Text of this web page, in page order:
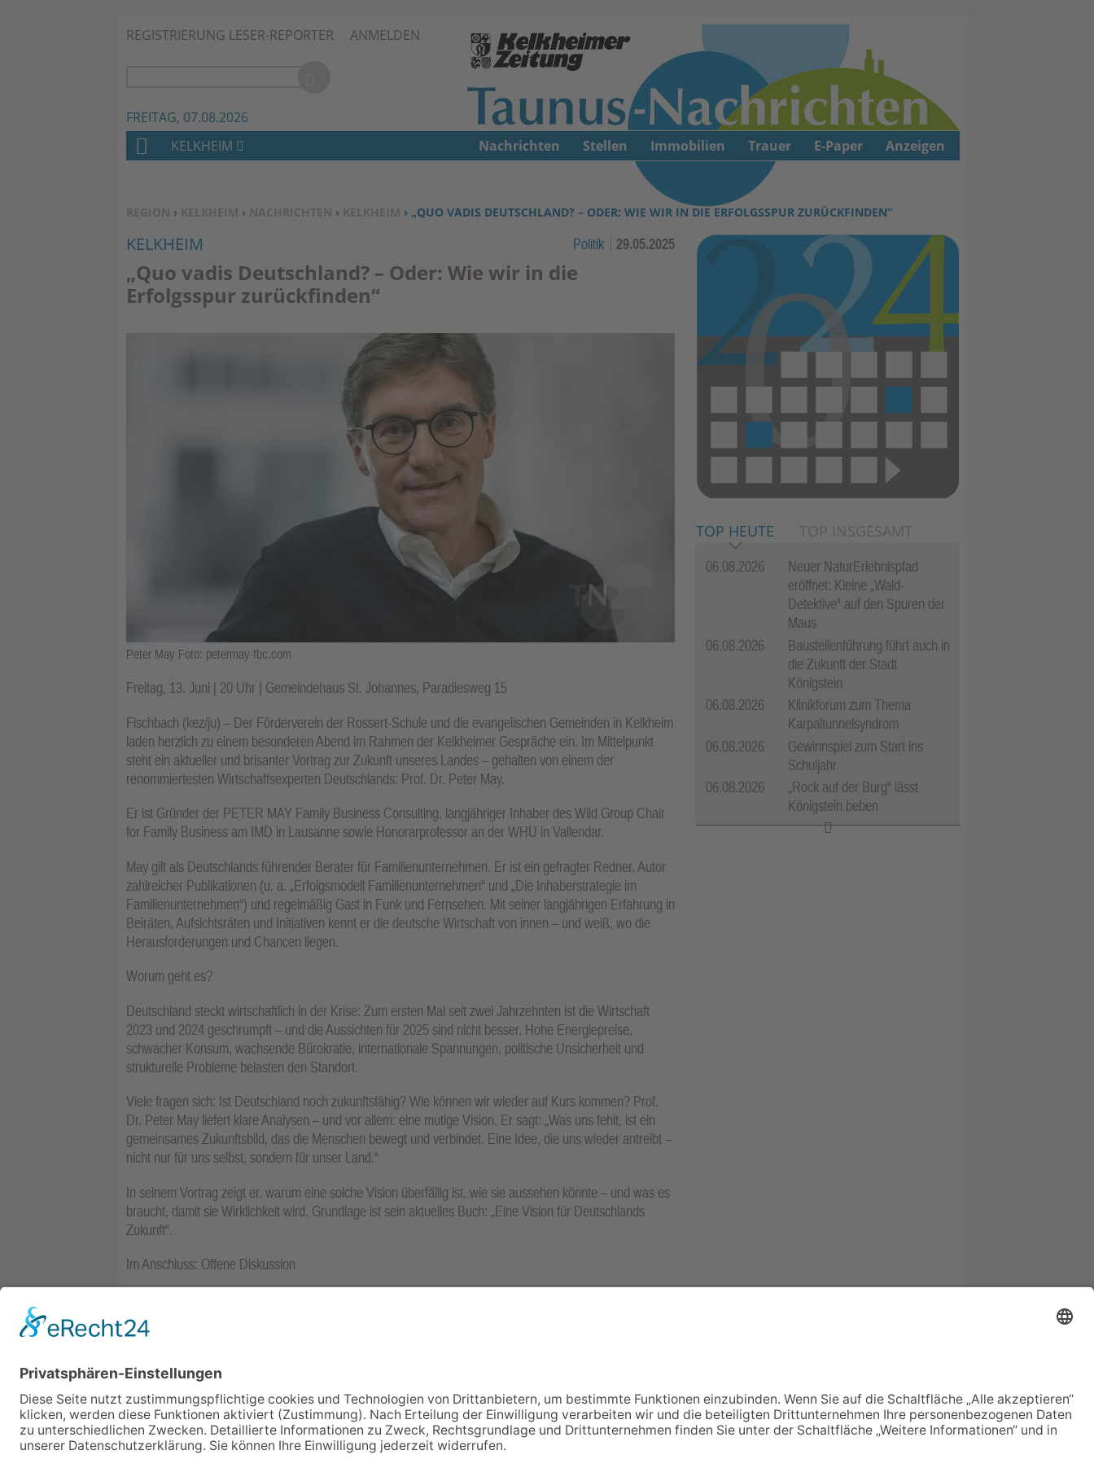
Zum Inhalt springen ↓
REGISTRIERUNG LESER-REPORTER ANMELDEN
FREITAG, 07.08.2026
SIE BEFINDEN SICH HIER:
REGION › KELKHEIM › NACHRICHTEN › KELKHEIM › „QUO VADIS DEUTSCHLAND? – ODER: WIE WIR IN DIE ERFOLGSSPUR ZURÜCKFINDEN“
KELKHEIM Politik 29.05.2025
„Quo vadis Deutschland? – Oder: Wie wir in die
Erfolgsspur zurückfinden“
Peter May Foto: petermay-fbc.com
Freitag, 13. Juni | 20 Uhr | Gemeindehaus St. Johannes, Paradiesweg 15
Fischbach (kez/ju) – Der Förderverein der Rossert-Schule und die evangelischen Gemeinden in Kelkheim
laden herzlich zu einem besonderen Abend im Rahmen der Kelkheimer Gespräche ein. Im Mittelpunkt
steht ein aktueller und brisanter Vortrag zur Zukunft unseres Landes – gehalten von einem der
renommiertesten Wirtschaftsexperten Deutschlands: Prof. Dr. Peter May.
Er ist Gründer der PETER MAY Family Business Consulting, langjähriger Inhaber des Wild Group Chair
for Family Business am IMD in Lausanne sowie Honorarprofessor an der WHU in Vallendar.
May gilt als Deutschlands führender Berater für Familienunternehmen. Er ist ein gefragter Redner, Autor
zahlreicher Publikationen (u. a. „Erfolgsmodell Familienunternehmen“ und „Die Inhaberstrategie im
Familienunternehmen“) und regelmäßig Gast in Funk und Fernsehen. Mit seiner langjährigen Erfahrung in
Beiräten, Aufsichtsräten und Initiativen kennt er die deutsche Wirtschaft von innen – und weiß, wo die
Herausforderungen und Chancen liegen.
Worum geht es?
Deutschland steckt wirtschaftlich in der Krise: Zum ersten Mal seit zwei Jahrzehnten ist die Wirtschaft
2023 und 2024 geschrumpft – und die Aussichten für 2025 sind nicht besser. Hohe Energiepreise,
schwacher Konsum, wachsende Bürokratie, internationale Spannungen, politische Unsicherheit und
strukturelle Probleme belasten den Standort.
Viele fragen sich: Ist Deutschland noch zukunftsfähig? Wie können wir wieder auf Kurs kommen? Prof.
Dr. Peter May liefert klare Analysen – und vor allem: eine mutige Vision. Er sagt: „Was uns fehlt, ist ein
gemeinsames Zukunftsbild, das die Menschen bewegt und verbindet. Eine Idee, die uns wieder antreibt –
nicht nur für uns selbst, sondern für unser Land.“
In seinem Vortrag zeigt er, warum eine solche Vision überfällig ist, wie sie aussehen könnte – und was es
braucht, damit sie Wirklichkeit wird. Grundlage ist sein aktuelles Buch: „Eine Vision für Deutschlands
Zukunft“.
Im Anschluss: Offene Diskussion
Fragen aus dem Publikum zur Verfügung – ein Abend voller Impulse, Austausch und Perspektiven. Der
Eintritt ist frei.
TOP HEUTE TOP INSGESAMT
06.08.2026
Neuer NaturErlebnispfad
eröffnet: Kleine „Wald-
Detektive“ auf den Spuren der
Maus
06.08.2026
Baustellenführung führt auch in
die Zukunft der Stadt
Königstein
06.08.2026
Klinikforum zum Thema
Karpaltunnelsyndrom
06.08.2026
Gewinnspiel zum Start ins
Schuljahr
06.08.2026
„Rock auf der Burg“ lässt
Königstein beben
H
M
E
KELKHEIM Nachrichten Stellen Immobilien Trauer E-Paper Anzeigen
NACH OBEN
Impressum Datenschutz